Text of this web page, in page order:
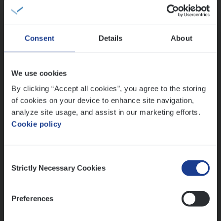
Consent Details About
We use cookies
By clicking “Accept all cookies”, you agree to the storing
of cookies on your device to enhance site navigation,
analyze site usage, and assist in our marketing efforts.
Cookie policy
Selection
Strictly Necessary Cookies
Preferences
IT, Change & Innovation
Test Ana­lyst
IT, Change & Innovation
Antwerpen
Meer dan collega’s: hoe Julie en Aurélie elkaar
Mathias houdt van diepgaande dossiers én droge